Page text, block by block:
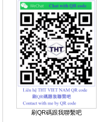
刷QR碼跟我聯繫吧